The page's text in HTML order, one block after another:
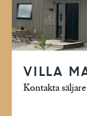
VILLA
Kontakta